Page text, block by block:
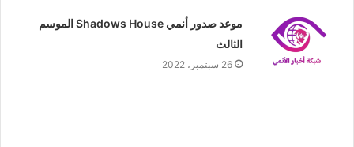
موعد صدور أنمي Shadows House الموسم
الثالث
26 سبتمبر، 2022